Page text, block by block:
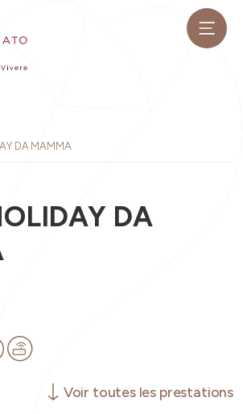
DA MAMMA
DA
Voir toutes les prestations